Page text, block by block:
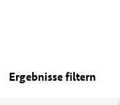
Ergebnisse filtern